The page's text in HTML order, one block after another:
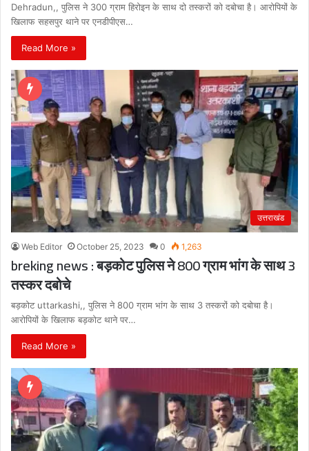
Dehradun,, पुलिस ने 300 ग्राम हिरोइन के साथ दो तस्करों को दबोचा है। आरोपियों के
खिलाफ सहसपुर थाने पर एनडीपीएस…
Read More »
उत्तराखंड
Web Editor October 25, 2023 0 1,263
breking news : बड़कोट पुलिस ने 800 ग्राम भांग के साथ 3
तस्कर दबोचे
बड़कोट uttarkashi,, पुलिस ने 800 ग्राम भांग के साथ 3 तस्करों को दबोचा है।
आरोपियों के खिलाफ बड़कोट थाने पर…
Read More »